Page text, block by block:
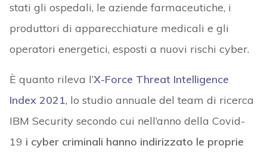
stati gli ospedali, le aziende farmaceutiche, i
produttori di apparecchiature medicali e gli
operatori energetici, esposti a nuovi rischi cyber.
È quanto rileva l’X-Force Threat Intelligence
Index 2021, lo studio annuale del team di ricerca
IBM Security secondo cui nell’anno della Covid-
19 i cyber criminali hanno indirizzato le proprie